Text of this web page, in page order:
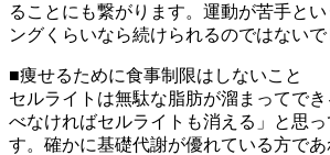
ることにも繋がります。運動が苦手と
ングくらいなら続けられるのではないで
■痩せるために食事制限はしないこと
セルライトは無駄な脂肪が溜まってで
べなければセルライトも消える」と思
す。確かに基礎代謝が優れている方で